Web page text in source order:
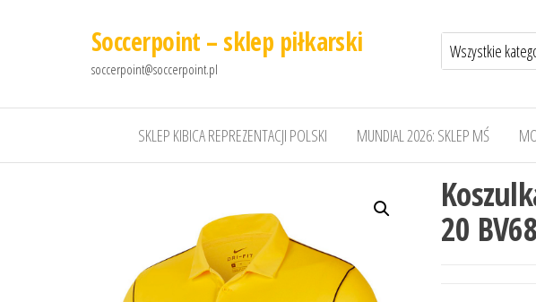
Soccerpoint – sklep piłkarski
soccerpoint@soccerpoint.pl
SKLEP KIBICA REPREZENTACJI POLSKI MUNDIAL 2026: SKLEP MŚ
20